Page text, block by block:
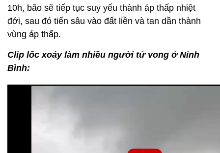
10h, bão sẽ tiếp tục suy yếu thành áp thấp nhiệt
đới, sau đó tiến sâu vào đất liền và tan dần thành
vùng áp thấp.
Clip lốc xoáy làm nhiều người tử vong ở Ninh
Bình: